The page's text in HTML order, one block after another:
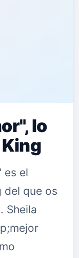
lo
es el
del que os
Sheila